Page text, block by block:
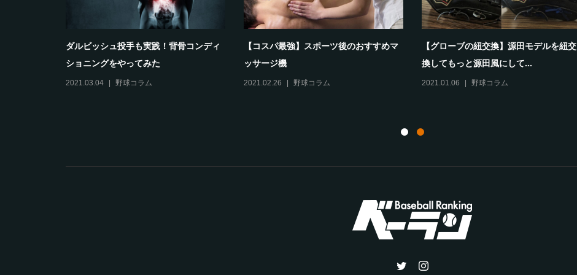
ダルビッシュ投手も実践！背骨コンディ
ショニングをやってみた
2021.03.04 野球コラム
【コスパ最強】スポーツ後のおすすめマ
ッサージ機
2021.02.26 野球コラム
【グローブの紐交換】源田モデルを紐交
換してもっと源田風にして...
2021.01.06 野球コラム